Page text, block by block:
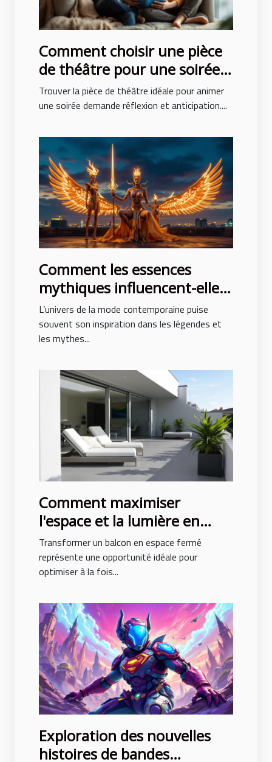
Comment choisir une pièce
de théâtre pour une soirée
réussie ?
Trouver la pièce de théâtre idéale pour animer
une soirée demande réflexion et anticipation....
Comment les essences
mythiques influencent-elles
la mode contemporaine ?
L’univers de la mode contemporaine puise
souvent son inspiration dans les légendes et
les mythes...
Comment maximiser
l'espace et la lumière en
fermant un balcon ?
Transformer un balcon en espace fermé
représente une opportunité idéale pour
optimiser à la fois...
Exploration des nouvelles
histoires de bandes